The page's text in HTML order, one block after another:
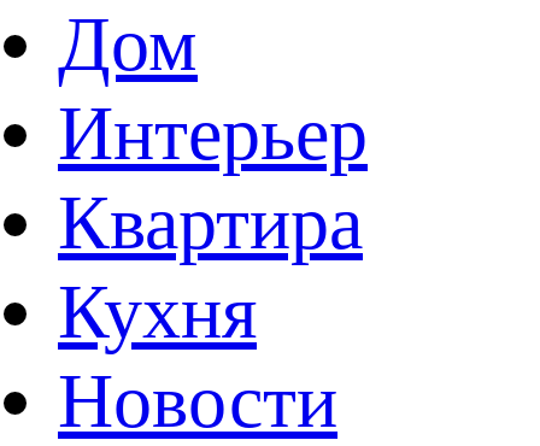
Дом
Интерьер
Квартира
Кухня
Новости